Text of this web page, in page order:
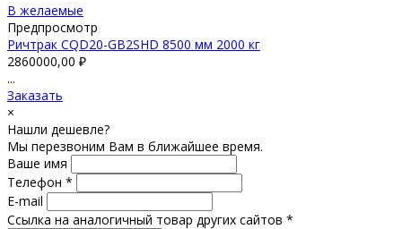
В желаемые
Предпросмотр
Ричтрак CQD20-GB2SHD 8500 мм 2000 кг
2860000,00 ₽
...
Заказать
×
Нашли дешевле?
Мы перезвоним Вам в ближайшее время.
Ваше имя
Телефон *
E-mail
Ссылка на аналогичный товар других сайтов *